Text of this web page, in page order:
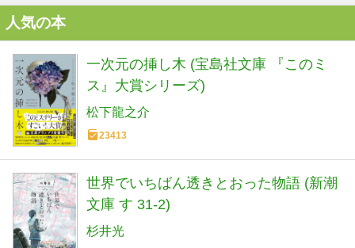
人気の本
一次元の挿し木 (宝島社文庫 『このミ
ス』大賞シリーズ)
松下龍之介
23413
世界でいちばん透きとおった物語 (新潮
文庫 す 31-2)
杉井光